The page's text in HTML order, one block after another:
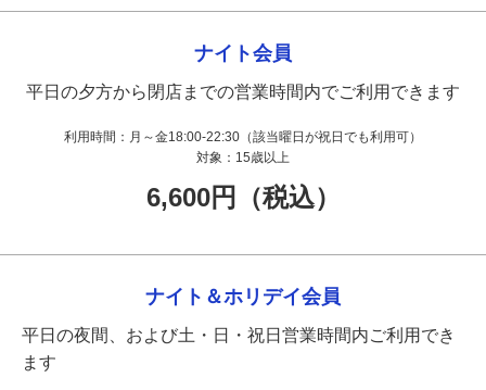
ナイト会員
平日の夕方から閉店までの営業時間内でご利用できます
利用時間： 月～金18:00-22:30（該当曜日が祝日でも利用可）
対象： 15歳以上
6,600円（税込）
ナイト＆ホリデイ会員
平日の夜間、および土・日・祝日営業時間内ご利用でき
ます